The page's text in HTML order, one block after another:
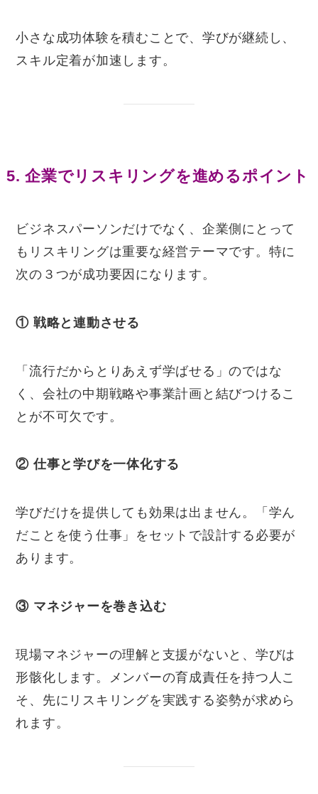
小さな成功体験を積むことで、学びが継続し、
スキル定着が加速します。
5. 企業でリスキリングを進めるポイント
ビジネスパーソンだけでなく、企業側にとって
もリスキリングは重要な経営テーマです。特に
次の３つが成功要因になります。
① 戦略と連動させる
「流行だからとりあえず学ばせる」のではな
く、会社の中期戦略や事業計画と結びつけるこ
とが不可欠です。
② 仕事と学びを一体化する
学びだけを提供しても効果は出ません。「学ん
だことを使う仕事」をセットで設計する必要が
あります。
③ マネジャーを巻き込む
現場マネジャーの理解と支援がないと、学びは
形骸化します。メンバーの育成責任を持つ人こ
そ、先にリスキリングを実践する姿勢が求めら
れます。